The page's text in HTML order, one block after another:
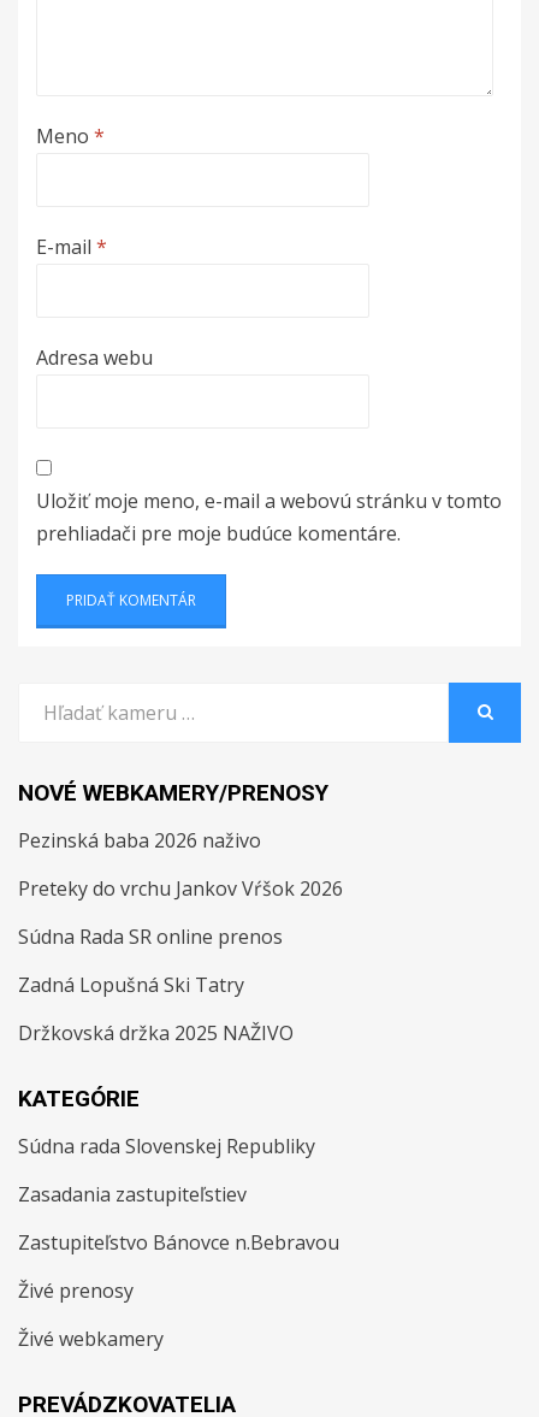
Meno *
E-mail *
Adresa webu
Uložiť moje meno, e-mail a webovú stránku v tomto
prehliadači pre moje budúce komentáre.
for:
NOVÉ WEBKAMERY/PRENOSY
Pezinská baba 2026 naživo
Preteky do vrchu Jankov Vŕšok 2026
Súdna Rada SR online prenos
Zadná Lopušná Ski Tatry
Držkovská držka 2025 NAŽIVO
KATEGÓRIE
Súdna rada Slovenskej Republiky
Zasadania zastupiteľstiev
Zastupiteľstvo Bánovce n.Bebravou
Živé prenosy
Živé webkamery
PREVÁDZKOVATELIA